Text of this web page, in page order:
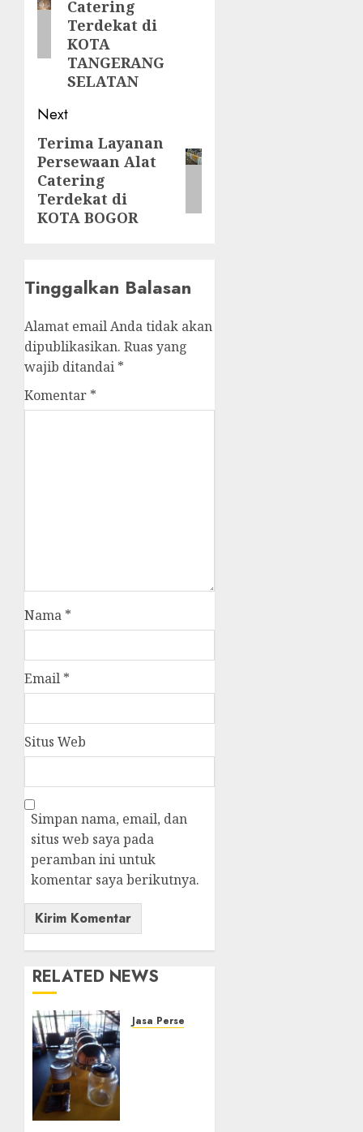
Catering
Terdekat di
KOTA
TANGERANG
SELATAN
Next
Next
post:
Terima Layanan
Persewaan Alat
Catering
Terdekat di
KOTA BOGOR
Tinggalkan Balasan
Alamat email Anda tidak akan
dipublikasikan. Ruas yang
wajib ditandai *
Komentar *
Nama *
Email *
Situs Web
Simpan nama, email, dan
situs web saya pada
peramban ini untuk
komentar saya berikutnya.
RELATED NEWS
Jasa Persewaan Alat Catering